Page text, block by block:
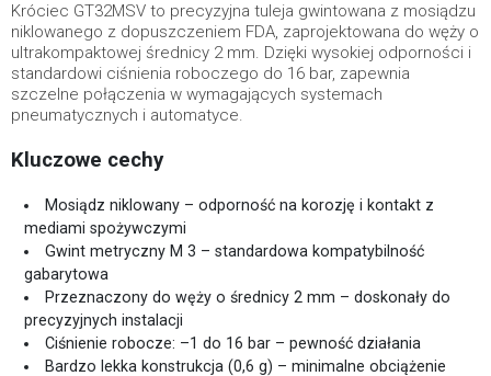
Króciec GT32MSV to precyzyjna tuleja gwintowana z mosiądzu
niklowanego z dopuszczeniem FDA, zaprojektowana do węży o
ultrakompaktowej średnicy 2 mm. Dzięki wysokiej odporności i
standardowi ciśnienia roboczego do 16 bar, zapewnia
szczelne połączenia w wymagających systemach
pneumatycznych i automatyce.
Kluczowe cechy
Mosiądz niklowany – odporność na korozję i kontakt z
mediami spożywczymi
Gwint metryczny M 3 – standardowa kompatybilność
gabarytowa
Przeznaczony do węży o średnicy 2 mm – doskonały do
precyzyjnych instalacji
Ciśnienie robocze: –1 do 16 bar – pewność działania
Bardzo lekka konstrukcja (0,6 g) – minimalne obciążenie